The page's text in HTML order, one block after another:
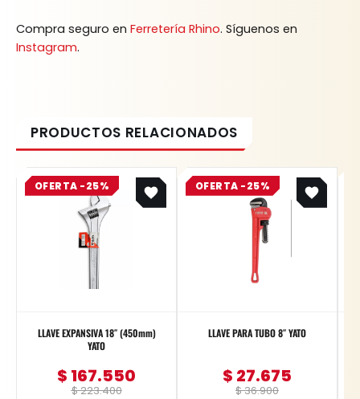
Compra seguro en Ferretería Rhino. Síguenos en
Instagram.
OFERTA -25%
LLAVE EXPANSIVA 18″ (450mm)
YATO
$223.400
Original
price
was:
$ 223.400.
$ 167.550
Current
price
is:
$ 167.550.
OFERTA -25%
LLAVE PARA TUBO 8″ YATO
$36.900
Original
price
was:
$ 36.900.
$ 27.675
Current
price
is:
$ 27.675.